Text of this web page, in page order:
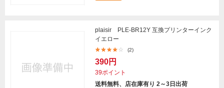
plaisir PLE-BR12Y 互換プリンターインク
イエロー
(2)
390円
39ポイント
送料無料、店在庫有り 2～3日出荷